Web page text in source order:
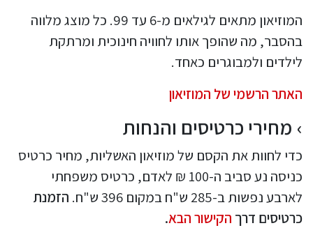
המוזיאון מתאים לגילאים מ-6 עד 99. כל מוצג מלווה
בהסבר, מה שהופך אותו לחוויה חינוכית ומרתקת
לילדים ולמבוגרים כאחד.
האתר הרשמי של המוזיאון
מחירי כרטיסים והנחות
כדי לחוות את הקסם של מוזיאון האשליות, מחיר כרטיס
כניסה נע סביב ה-100 ₪ לאדם, כרטיס משפחתי
לארבע נפשות ב-285 ש"ח במקום 396 ש"ח.
הזמנת
כרטיסים דרך הקישור הבא.